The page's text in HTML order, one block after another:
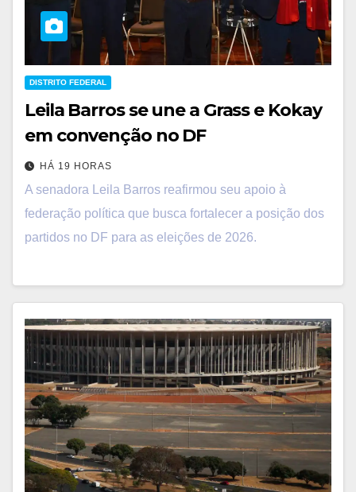
DISTRITO FEDERAL
Leila Barros se une a Grass e Kokay
em convenção no DF
HÁ 19 HORAS
A senadora Leila Barros reafirmou seu apoio à
federação política que busca fortalecer a posição dos
partidos no DF para as eleições de 2026.